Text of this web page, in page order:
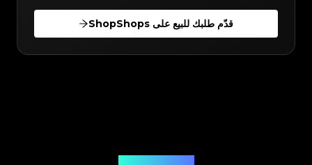
قدّم طلبك للبيع على ShopShops